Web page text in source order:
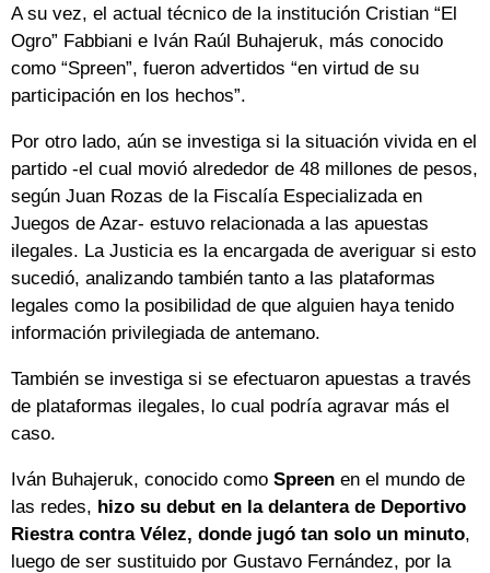
A su vez, el actual técnico de la institución Cristian “El
Ogro” Fabbiani e Iván Raúl Buhajeruk, más conocido
como “Spreen”, fueron advertidos “en virtud de su
participación en los hechos”.
Por otro lado, aún se investiga si la situación vivida en el
partido -el cual movió alrededor de 48 millones de pesos,
según Juan Rozas de la Fiscalía Especializada en
Juegos de Azar- estuvo relacionada a las apuestas
ilegales. La Justicia es la encargada de averiguar si esto
sucedió, analizando también tanto a las plataformas
legales como la posibilidad de que alguien haya tenido
información privilegiada de antemano.
También se investiga si se efectuaron apuestas a través
de plataformas ilegales, lo cual podría agravar más el
caso.
Iván Buhajeruk, conocido como Spreen en el mundo de
las redes, hizo su debut en la delantera de Deportivo
Riestra contra Vélez, donde jugó tan solo un minuto,
luego de ser sustituido por Gustavo Fernández, por la